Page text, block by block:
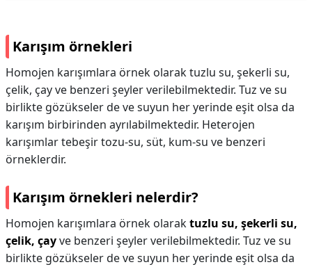
Karışım örnekleri
Homojen karışımlara örnek olarak tuzlu su, şekerli su,
çelik, çay ve benzeri şeyler verilebilmektedir. Tuz ve su
birlikte gözükseler de ve suyun her yerinde eşit olsa da
karışım birbirinden ayrılabilmektedir. Heterojen
karışımlar tebeşir tozu-su, süt, kum-su ve benzeri
örneklerdir.
Karışım örnekleri nelerdir?
Homojen karışımlara örnek olaraktuzlu su, şekerli su,
çelik, çayve benzeri şeyler verilebilmektedir. Tuz ve su
birlikte gözükseler de ve suyun her yerinde eşit olsa da